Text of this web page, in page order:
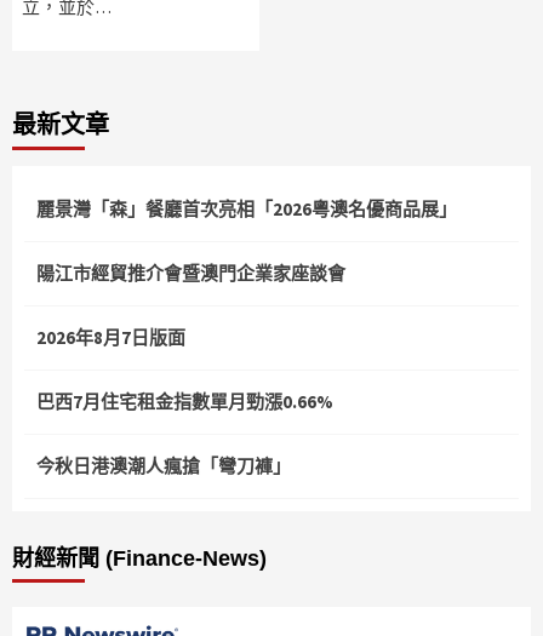
立，並於…
最新文章
麗景灣「森」餐廳首次亮相「2026粵澳名優商品展」
陽江市經貿推介會暨澳門企業家座談會
2026年8月7日版面
巴西7月住宅租金指數單月勁漲0.66%
今秋日港澳潮人瘋搶「彎刀褲」
財經新聞 (Finance-News)